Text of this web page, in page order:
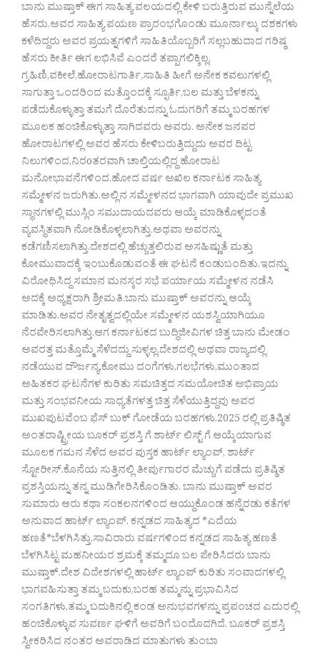
ಬಾನು ಮುಷ್ತಾಕ್ ಈಗ ಸಾಹಿತ್ಯ ವಲಯದಲ್ಲಿ ಕೇಳಿ ಬರುತ್ತಿರುವ ಮುನ್ನೆಲೆಯ
ಹೆಸರು.ಅವರ ಸಾಹಿತ್ಯ ಪಯಣ ಪ್ರಾರಂಭಗೊಂಡು ಮೂರ್ನಾಲ್ಕು ದಶಕಗಳು
ಕಳೆದಿದ್ದರು ಅವರ ಪ್ರಯತ್ನಗಳಿಗೆ ಸಾಹಿತಿಯೊಬ್ಬರಿಗೆ ಸಲ್ಲಬಹುದಾದ ಗರಿಷ್ಠ
ಹೆಸರು ಕೀರ್ತಿ ಈಗ ಲಭಿಸಿವೆ ಎಂದರೆ ತಪ್ಪಾಗಲಿಕ್ಕಿಲ್ಲ.
ಗ್ರಹಿಣಿ,ವಕೀಲೆ,ಹೋರಾಟಗಾರ್ತಿ,ಸಾಹಿತಿ ಹೀಗೆ ಅನೇಕ ಕವಲುಗಳಲ್ಲಿ
ಸಾಗುತ್ತಾ ಒಂದರಿಂದ ಮತ್ತೊಂದಕ್ಕೆ ಸ್ಫೂರ್ತಿ,ಬಲ ಮತ್ತು ಬೆಳಕನ್ನು
ಪಡೆದುಕೊಳ್ಳುತ್ತಾ ತಮಗೆ ದೊರೆತುದನ್ನು ಓದುಗರಿಗೆ ತಮ್ಮ ಬರಹಗಳ
ಮೂಲಕ ಹಂಚಿಕೊಳ್ಳುತ್ತಾ ಸಾಗಿದವರು ಅವರು. ಅನೇಕ ಜನಪರ
ಹೋರಾಟಗಳಲ್ಲಿ ಅವರ ಹೆಸರು ಕೇಳಿಬರುತ್ತಿದ್ದುದು ಅವರ ದಿಟ್ಟ
ನಿಲುಗಳಿಂದ,ನಿರoತರವಾಗಿ ಚಾಲ್ತಿಯಲ್ಲಿದ್ದ ಹೋರಾಟ
ಮನೋಭಾವನೆಗಳಿಂದ.ಹೋದ ವರ್ಷ ಅಖಿಲ ಕರ್ನಾಟಕ ಸಾಹಿತ್ಯ
ಸಮ್ಮೇಳನ ಜರುಗಿತು.ಅಲ್ಲಿನ ಸಮ್ಮೇಳನದ ಭಾಗವಾಗಿ ಯಾವುದೇ ಪ್ರಮುಖ
ಸ್ಥಾನಗಳಲ್ಲಿ ಮುಸ್ಲಿಂ ಸಮುದಾಯದವರು ಆಯ್ಕೆ ಮಾಡಿಕೊಳ್ಳದಂತೆ
ವ್ಯವಸ್ಥಿತವಾಗಿ ನೋಡಿಕೊಳ್ಳಲಾಗಿತ್ತು.ಅಥವಾ ಅವರನ್ನು
ಕಡೆಗಣಿಸಲಾಗಿತ್ತು.ದೇಶದಲ್ಲಿ ಹೆಚ್ಚುತ್ತಲಿರುವ ಅಸಹಿಷ್ಣುತೆ ಮತ್ತು
ಕೋಮುವಾದಕ್ಕೆ ಇಂಬುಕೊಡುವಂತೆ ಈ ಘಟನೆ ಕಂಡುಬಂದಿತು.ಇದನ್ನು
ವಿರೋಧಿಸಿದ್ದ ಸಮಾನ ಮನಸ್ಕರ ಸಭೆ ಪರ್ಯಾಯ ಸಮ್ಮೇಳನ ನಡೆಸಿ
ಅದಕ್ಕೆ ಅಧ್ಯಕ್ಷರಾಗಿ ಶ್ರೀಮತಿ.ಬಾನು ಮುಷ್ತಾಕ್ ಅವರನ್ನು ಆಯ್ಕೆ
ಮಾಡಿತು.ಅವರ ನೇತೃತ್ವದಲ್ಲಿಯೇ ಸಮ್ಮೇಳನ ಯಶಸ್ವಿಯಾಗಿಯೂ
ನೆರವೇರಿಸಲಾಗಿತ್ತು.ಆಗ ಕರ್ನಾಟಕದ ಬುದ್ಧಿಜೀವಿಗಳ ಚಿತ್ತ ಬಾನು ಮೇಡಂ
ಅವರತ್ತ ಮತ್ತೊಮ್ಮೆ ಸೆಳೆದದ್ದು ಸುಳ್ಳಲ್ಲ.ದೇಶದಲ್ಲಿ ಅಥವಾ ರಾಜ್ಯದಲ್ಲಿ
ನಡೆಯುವ ದೌರ್ಜನ್ಯ,ಕೋಮು ದಂಗೆಗಳು,ಗಲಭೆಗಳು,ಮುಂತಾದ
ಅಹಿತಕರ ಘಟನೆಗಳ ಕುರಿತು ಸಮಚಿತ್ತದ ಸಮಯೋಚಿತ ಅಭಿಪ್ರಾಯ
ಮತ್ತು ಸಂಭವನೀಯ ಸಾಧ್ಯತೆಗಳತ್ತ ಚಿತ್ತ ಸೆಳೆಯುತ್ತಿದ್ದವು ಅವರ
ಮುಖಪುಟವೆಂಬ ಫೆಸ್ ಬುಕ್ ಗೋಡೆಯ ಬರಹಗಳು.2025 ರಲ್ಲಿ ಪ್ರತಿಷ್ಠಿತ
ಅಂತರಾಷ್ಟ್ರೀಯ ಬೂಕರ್ ಪ್ರಶಸ್ತಿ ಗೆ ಶಾರ್ಟ್ ಲಿಸ್ಟ್ ಗೆ ಆಯ್ಕೆಯಾಗುವ
ಮೂಲಕ ಗಮನ ಸೆಳೆದ ಅವರ ಪುಸ್ತಕ ಹಾರ್ಟ್ ಲ್ಯಾಂಪ್, ಶಾರ್ಟ್
ಸ್ಟೋರೀಸ್.ಕೊನೆಯ ಸುತ್ತಿನಲ್ಲಿ ತೀರ್ಪುಗಾರರ ಮೆಚ್ಚುಗೆ ಪಡೆದು ಪ್ರತಿಷ್ಠಿತ
ಪ್ರಶಸ್ತಿಯನ್ನು ತನ್ನ ಮುಡಿಗೇರಿಸಿಕೊಂಡಿತು. ಬಾನು ಮುಷ್ತಾಕ್ ಅವರ
ಸುಮಾರು ಆರು ಕಥಾ ಸಂಕಲನಗಳಿಂದ ಆಯ್ದುಕೊಂಡ ಹನ್ನೆರಡು ಕತೆಗಳ
ಅನುವಾದ ಹಾರ್ಟ್ ಲ್ಯಾಂಪ್. ಕನ್ನಡದ ಸಾಹಿತ್ಯದ *ಎದೆಯ
ಹಣತೆ*ಬೆಳಗಿಸಿತ್ತು.ಸಾವಿರಾರು ವರ್ಷಗಳಿಂದ ಕನ್ನಡದ ಸಾಹಿತ್ಯ ಹಣತೆ
ಬೆಳಗಿಸಿಟ್ಟ ಮಹನೀಯರ ಶ್ರಮಕ್ಕೆ ತಮ್ಮದೂ ಬಲ ಪೇರಿಸಿದರು ಬಾನು
ಮುಷ್ತಾಕ್.ದೇಶ ವಿದೇಶಗಳಲ್ಲಿ ಹಾರ್ಟ್ ಲ್ಯಾಂಪ್ ಕುರಿತು ಸಂವಾದಗಳಲ್ಲಿ
ಭಾಗವಹಿಸುತ್ತಾ ತಮ್ಮ ಬದುಕು,ಬರಹ ತಮ್ಮನ್ನು ಪ್ರಭಾವಿಸಿದ
ಸಂಗತಿಗಳು,ತಮ್ಮ ಬದುಕಿನಲ್ಲಿ ಕಂಡ ಅನುಭವಗಳನ್ನು ಪ್ರಪಂಚದ ಎದುರಲ್ಲಿ
ಹಂಚಿಕೊಳ್ಳುವ ಸುವರ್ಣ ಘಳಿಗೆ ಅವರಿಗೆ ಬಂದೊದಗಿದೆ. ಬೂಕರ್ ಪ್ರಶಸ್ತಿ
ಸ್ವೀಕರಿಸಿದ ನಂತರ ಅವರಾಡಿದ ಮಾತುಗಳು ತುಂಬಾ